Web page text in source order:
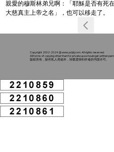
親愛的穆斯林弟兄啊：「耶穌是否有死
大慈真主上帝之名」，也可以移走了。
Copyright 2002-2024 @www.ysljdj.com. All rights reserved.
All forms of copying other than for private use should get written
版权所有，除作私人用途外，转载需得到作者的书面许可。